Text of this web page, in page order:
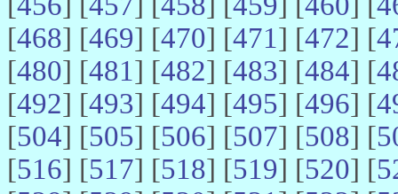
[468] [469] [470] [471] [472] [
[480] [481] [482] [483] [484] [
[492] [493] [494] [495] [496] [
[504] [505] [506] [507] [508] [
[516] [517] [518] [519] [520] [